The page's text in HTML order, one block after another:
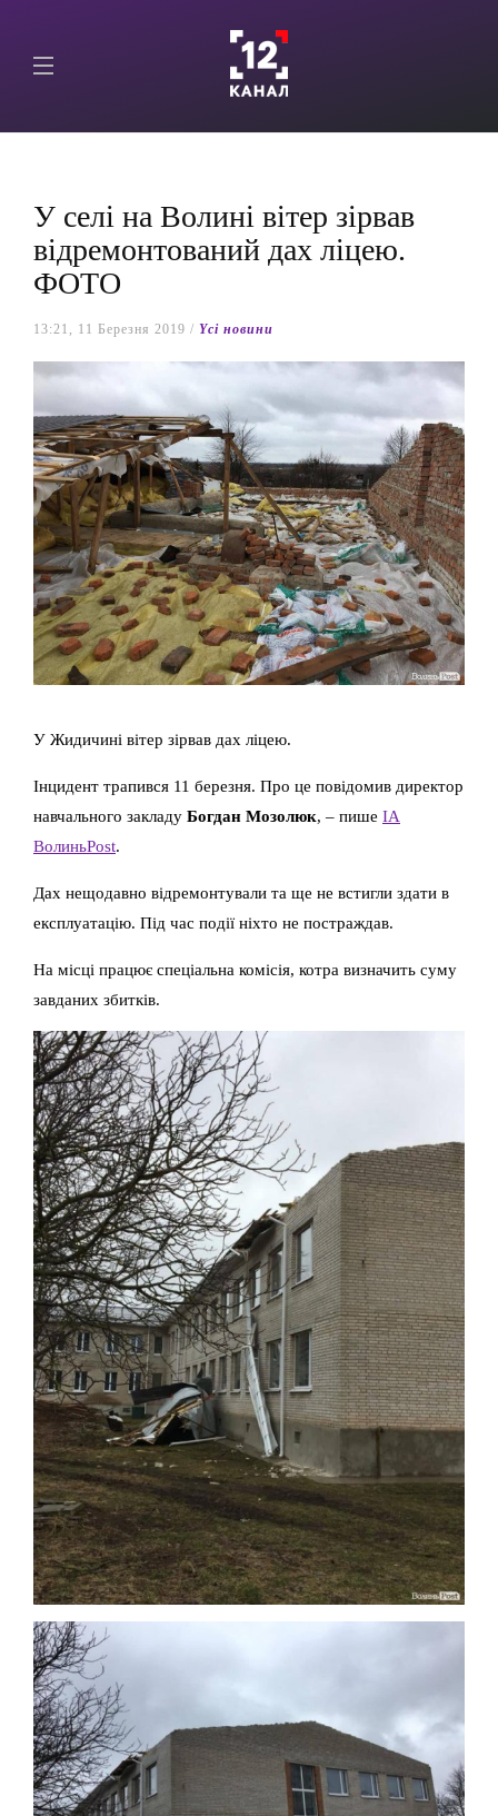
У селі на Волині вітер зірвав
відремонтований дах ліцею.
ФОТО
13:21, 11 Березня 2019 / Yсі новини
У Жидичині вітер зірвав дах ліцею.
Інцидент трапився 11 березня. Про це повідомив директор
навчального закладу Богдан Мозолюк, – пише ІА
ВолиньPost.
Дах нещодавно відремонтували та ще не встигли здати в
експлуатацію. Під час події ніхто не постраждав.
На місці працює спеціальна комісія, котра визначить суму
завданих збитків.